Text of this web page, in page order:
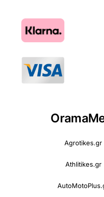
Agrotikes.gr
Athlitikes.gr